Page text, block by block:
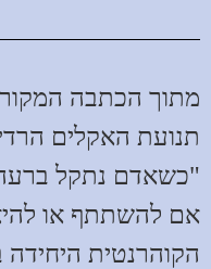
מתוך הכתבה
תנועת האקלים
"כשאדם נתקל ברעה
אם להשתתף או
הקוהרנטית